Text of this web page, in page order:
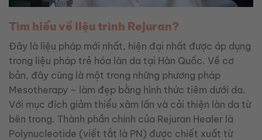
Tìm hiểu về liệu trình Rejuran?
Đây là liệu pháp mới nhất, hiện đại nhất được áp dụng
trong liệu pháp trẻ hóa làn da tại Hàn Quốc. Về cơ
bản, đây cũng là một trong những phương pháp
Mesotherapy – làm đẹp bằng hình thức tiêm dưới da.
Với mục đích giảm thiểu xâm lấn và cải thiện làn da từ
bên trong. Thành phần chính của Rejuran Healer là
Polynucleotide (viết tắt là PN) được chiết xuất từ